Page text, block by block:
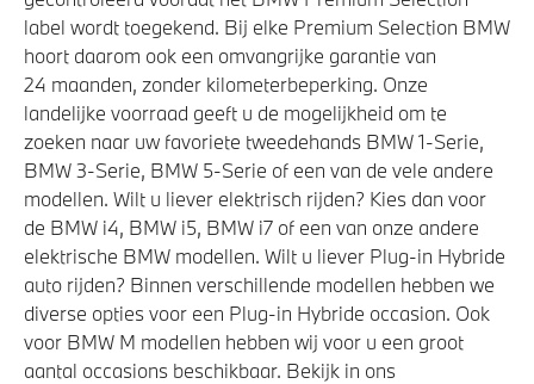
label wordt toegekend. Bij elke Premium Selection BMW
hoort daarom ook een omvangrijke garantie van
24 maanden, zonder kilometerbeperking. Onze
landelijke voorraad geeft u de mogelijkheid om te
zoeken naar uw favoriete tweedehands BMW 1-Serie,
BMW 3-Serie, BMW 5-Serie of een van de vele andere
modellen. Wilt u liever elektrisch rijden? Kies dan voor
de BMW i4, BMW i5, BMW i7 of een van onze andere
elektrische BMW modellen. Wilt u liever Plug-in Hybride
auto rijden? Binnen verschillende modellen hebben we
diverse opties voor een Plug-in Hybride occasion. Ook
voor BMW M modellen hebben wij voor u een groot
aantal occasions beschikbaar. Bekijk in ons